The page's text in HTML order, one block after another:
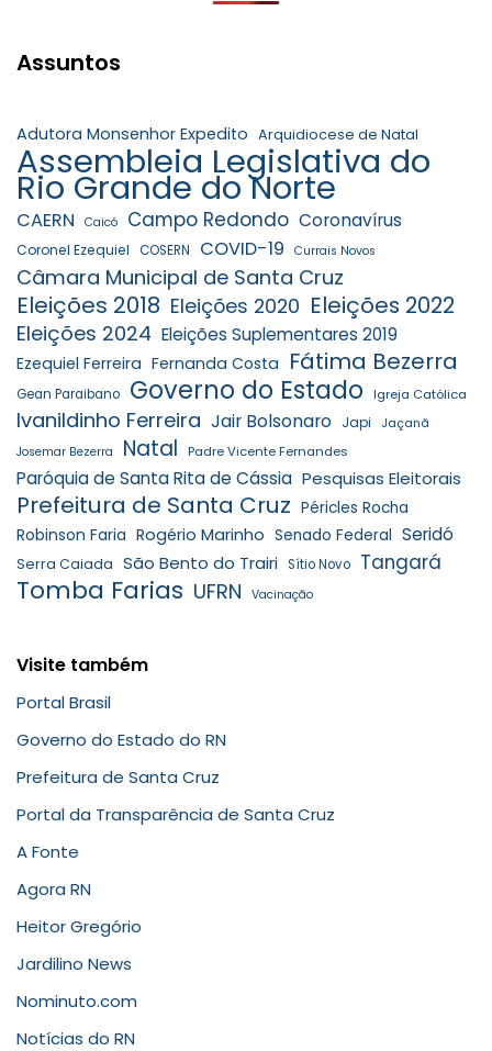
Assuntos
Adutora Monsenhor Expedito Arquidiocese de Natal
Assembleia Legislativa do
Rio Grande do Norte
CAERN Caicó Campo Redondo Coronavírus
Coronel Ezequiel COSERN COVID-19 Currais Novos
Câmara Municipal de Santa Cruz
Eleições 2018 Eleições 2020 Eleições 2022
Eleições 2024 Eleições Suplementares 2019
Ezequiel Ferreira Fernanda Costa Fátima Bezerra
Gean Paraibano Governo do Estado Igreja Católica
Ivanildinho Ferreira Jair Bolsonaro Japi Jaçanã
Josemar Bezerra Natal Padre Vicente Fernandes
Paróquia de Santa Rita de Cássia Pesquisas Eleitorais
Prefeitura de Santa Cruz Péricles Rocha
Robinson Faria Rogério Marinho Senado Federal Seridó
Serra Caiada São Bento do Trairi Sítio Novo Tangará
Tomba Farias UFRN Vacinação
Visite também
Portal Brasil
Governo do Estado do RN
Prefeitura de Santa Cruz
Portal da Transparência de Santa Cruz
A Fonte
Agora RN
Heitor Gregório
Jardilino News
Nominuto.com
Notícias do RN